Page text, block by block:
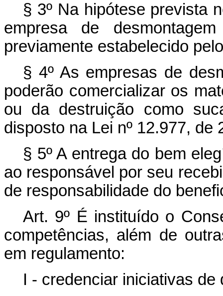
§ 3º Na hipótese prevista
empresa de
previamente estabelecido
§ 4º As empresas de
poderão comercializar os
ou da destruição como
disposto na Lei nº 12.977, de
§ 5º A entrega do bem
ao responsável por seu
de responsabilidade do
Art. 9º É instituído o
competências, além de
em regulamento:
I - credenciar iniciativas de